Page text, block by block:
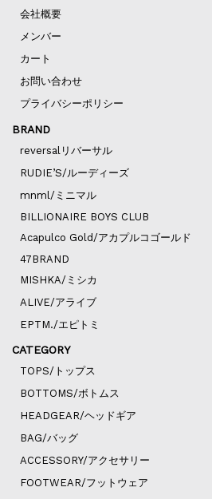
会社概要
メンバー
カート
お問い合わせ
プライバシーポリシー
BRAND
reversalリバーサル
RUDIE’S/ルーディーズ
mnml/ミニマル
BILLIONAIRE BOYS CLUB
Acapulco Gold/アカプルコゴールド
47BRAND
MISHKA/ミシカ
ALIVE/アライブ
EPTM./エピトミ
CATEGORY
TOPS/トップス
BOTTOMS/ボトムス
HEADGEAR/ヘッドギア
BAG/バッグ
ACCESSORY/アクセサリー
FOOTWEAR/フットウェア